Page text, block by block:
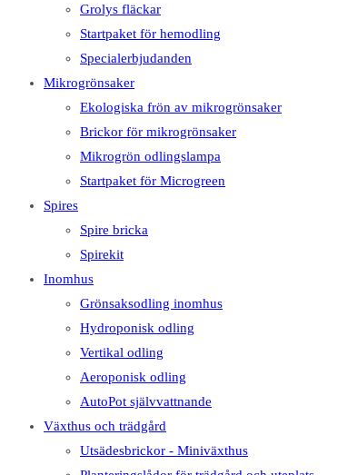
Grolys fläckar
Startpaket för hemodling
Specialerbjudanden
Mikrogrönsaker
Ekologiska frön av mikrogrönsaker
Brickor för mikrogrönsaker
Mikrogrön odlingslampa
Startpaket för Microgreen
Spires
Spire bricka
Spirekit
Inomhus
Grönsaksodling inomhus
Hydroponisk odling
Vertikal odling
Aeroponisk odling
AutoPot självvattnande
Växthus och trädgård
Utsädesbrickor - Miniväxthus